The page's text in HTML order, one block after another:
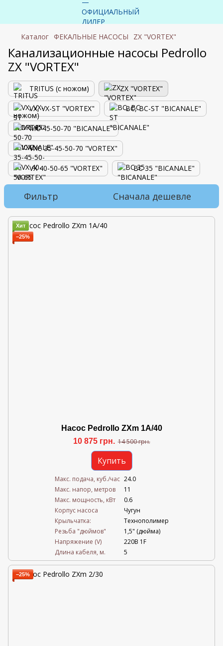
Каталог ФЕКАЛЬНЫЕ НАСОСЫ ZX "VORTEX"
Канализационные насосы Pedrollo
ZX "VORTEX"
TRITUS (с ножом) ZX "VORTEX"
VX, VX-ST "VORTEX" BC, BC-ST "BICANALE"
MC 45-50-70 "BICANALE"
VXC 35-45-50-70 "VORTEX"
VX 40-50-65 "VORTEX" BC 35 "BICANALE"
Фильтр Сначала дешевле
Хит
−25%
Насос Pedrollo ZXm 1A/40
10 875 грн. 14 500 грн.
Купить
Mакс. подача, куб./час 24.0
Maкс. напор, метров
11
Mакс. мощность, кВт
0.6
Корпус насоса
Чугун
Крыльчатка:
Технополимер
Резьба "дюймов"
1,5" (дюйма)
Напряжение (V)
220В 1F
Длина кабеля, м.
5
−25%